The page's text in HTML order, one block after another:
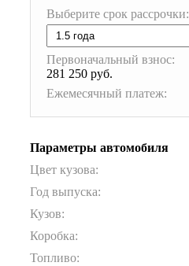
Выберите срок рассрочки:
Первоначальный взнос:
281 250 руб.
Ежемесячный платеж:
Параметры автомобиля
Цвет кузова:
Год выпуска:
Кузов:
Коробка:
Топливо: